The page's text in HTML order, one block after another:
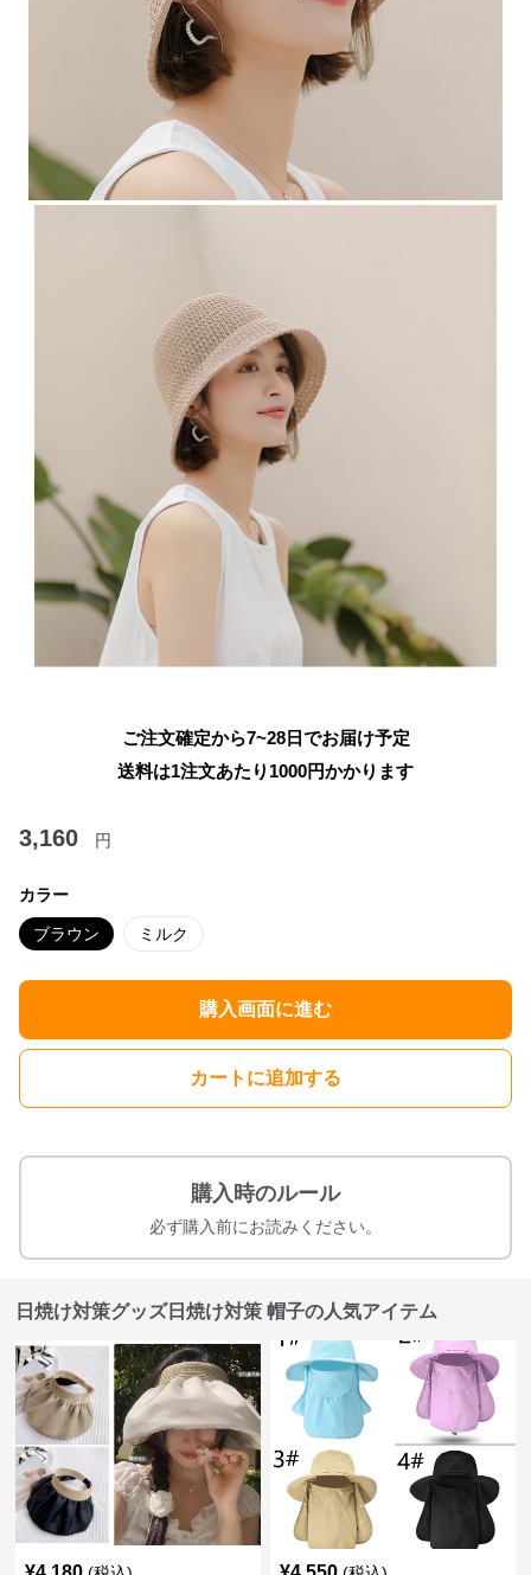
ご注文確定から7~28日でお届け予定
送料は1注文あたり 1000円かかります
3,160 円
カラー
ブラウン ミルク
購入画面に進む
カートに追加する
購入時のルール
必ず購入前にお読みください。
日焼け対策グッズ日焼け対策 帽子の人気アイテム